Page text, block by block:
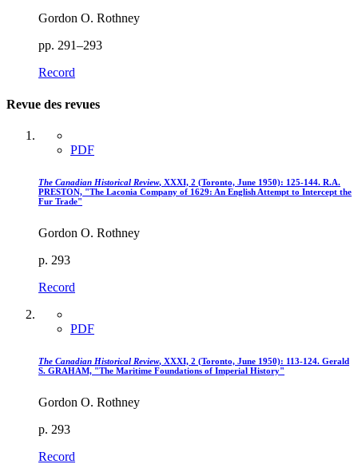
Gordon O. Rothney
pp. 291–293
Record
Revue des revues
PDF
The Canadian Historical Review, XXXI, 2 (Toronto, June 1950): 125-144. R.A.
PRESTON, "The Laconia Company of 1629: An English Attempt to Intercept the
Fur Trade"
Gordon O. Rothney
p. 293
Record
PDF
The Canadian Historical Review, XXXI, 2 (Toronto, June 1950): 113-124. Gerald
S. GRAHAM, "The Maritime Foundations of Imperial History"
Gordon O. Rothney
p. 293
Record